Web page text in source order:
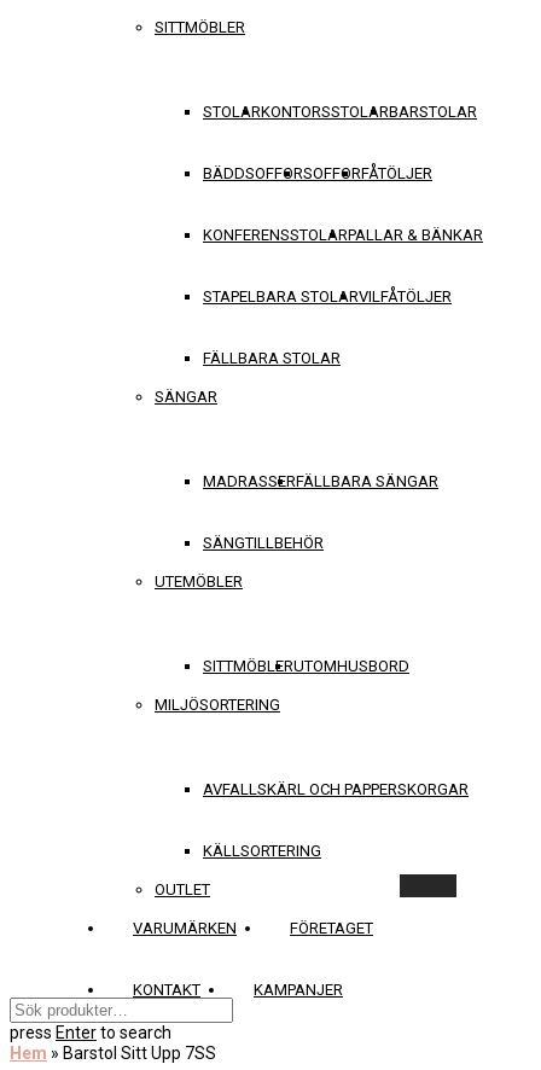
SITTMÖBLER
STOLARKONTORSSTOLARBARSTOLAR
BÄDDSOFFORSOFFORFÅTÖLJER
KONFERENSSTOLARPALLAR & BÄNKAR
STAPELBARA STOLARVILFÅTÖLJER
FÄLLBARA STOLAR
SÄNGAR
MADRASSERFÄLLBARA SÄNGAR
SÄNGTILLBEHÖR
UTEMÖBLER
SITTMÖBLERUTOMHUSBORD
MILJÖSORTERING
AVFALLSKÄRL OCH PAPPERSKORGAR
KÄLLSORTERING
OUTLET
VARUMÄRKEN FÖRETAGET
KONTAKT KAMPANJER
press Enterto search
Hem » Barstol Sitt Upp 7SS